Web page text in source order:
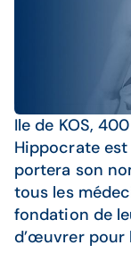
Ile de KOS,
Hippocrate est
portera son
tous les
fondation de
d’œuvrer pour